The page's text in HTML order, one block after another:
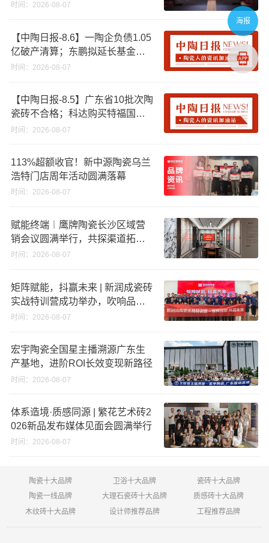
时间：2026-08-07
【中陶日报-8.6】一陶企负债1.05
亿破产清算；东鹏拟延长基金投
资期限；工信部开展建陶行业能
时间：2026-08-07
【中陶日报-8.5】广东省10批次陶
瓷砖不合格；科达购买特福国际
股份申请未通过；蒙娜丽莎5千万
破18亿元
时间：2026-08-07
113%超额收官！新中源陶瓷乌兰
浩特门店周年活动圆满落幕
时间：2026-08-07
赋能终端︱鹰牌陶瓷长沙区域营
销会议圆满举行，共探渠道拓展
与门店升级新路径
时间：2026-08-07
矩阵赋能，抖赢未来 | 新润成瓷砖
实战特训营成功举办，吹响品牌
秋季营销冲锋号！
时间：2026-08-07
宏宇陶瓷全国星主播溯源广东生
产基地，进阶ROI长效变现新路径
时间：2026-08-07
体系造境·质感同源 | 繁花艺术砖2
026新品发布媒体见面会圆满举行
时间：2026-08-07
陶瓷十大品牌 卫浴十大品牌
瓷砖十大品牌
陶瓷一线品牌
大理石瓷砖十大品牌
质感砖十大品牌
木纹砖十大品牌
设计师推荐品牌 工程推荐品牌
海报